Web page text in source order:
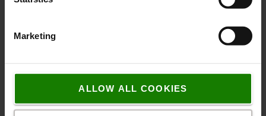
Marketing
ALLOW ALL COOKIES
batteriløsning fra Toyota giver maksimal energiudnyttelse,
samtidig med en reduktion af energiudgifter og CO2-